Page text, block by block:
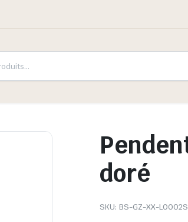
doré
SKU: BS-GZ-XX-L0002S